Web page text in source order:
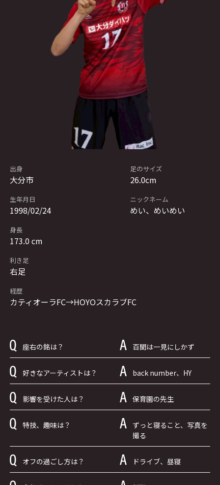
出身
大分市
生年月日
1998/02/24
身長
173.0 cm
利き足
右足
足のサイズ
26.0cm
ニックネーム
めい、めいめい
経歴
カティオーラFC→HOYOスカラブFC
座右の銘は？ 百聞は一見にしかず
好きなアーティストは？ back number、HY
影響を受けた人は？ 保育園の先生
特技、趣味は？
ずっと寝ること、写真を
撮る
オフの過ごし方は？ ドライブ、昼寝